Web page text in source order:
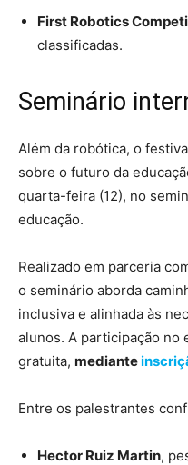
First Robotics
classificadas.
Seminário
Além da robótica, o
sobre o futuro da
quarta-feira (12), no
educação.
Realizado em parceria
o seminário aborda
inclusiva e alinhada às
alunos. A participação no
gratuita, mediante
Entre os palestrantes
Hector Ruiz Martin,